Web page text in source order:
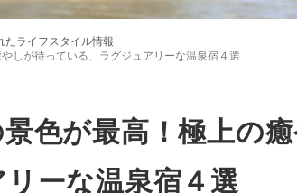
たライフスタイル情報
しが待っている、ラグジュアリーな温泉宿４選
色が最高！極上の
ーな温泉宿４選